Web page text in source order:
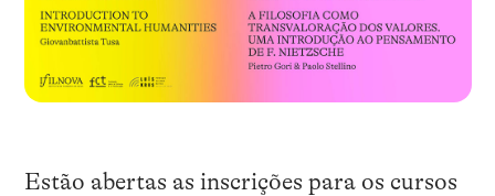
Estão abertas as inscrições para os cursos